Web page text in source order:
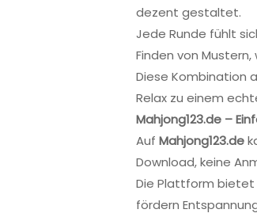
dezent gestaltet.
Jede Runde fühlt
Finden von
Diese Kombination
Relax zu einem
Mahjong123.de –
Auf Mahjong123.de
Download, keine
Die Plattform bietet
fördern